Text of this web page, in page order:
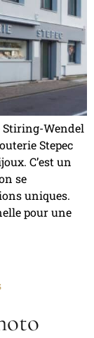
Stiring-Wendel
Stepec
C’est un
se
uniques.
pour une